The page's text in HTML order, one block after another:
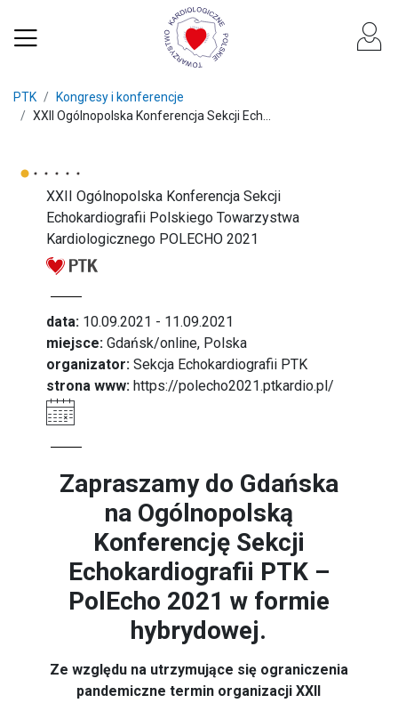
PTK
Kongresy i konferencje
XXII Ogólnopolska Konferencja Sekcji Ech...
XXII Ogólnopolska Konferencja Sekcji
Echokardiografii Polskiego Towarzystwa
Kardiologicznego POLECHO 2021
data: 10.09.2021 - 11.09.2021
miejsce: Gdańsk/online, Polska
organizator: Sekcja Echokardiografii PTK
strona www: https://polecho2021.ptkardio.pl/
Zapraszamy do Gdańska
na Ogólnopolską
Konferencję Sekcji
Echokardiografii PTK –
PolEcho 2021 w formie
hybrydowej.
Ze względu na utrzymujące się ograniczenia
pandemiczne termin organizacji XXII